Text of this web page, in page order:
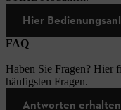
Hier
FAQ
Haben Sie Fragen? Hier
häufigsten Fragen.
Antworten